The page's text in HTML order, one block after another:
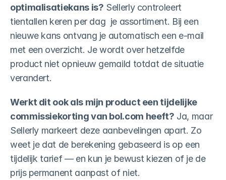
optimalisatiekans is? Sellerly controleert
tientallen keren per dag  je assortiment. Bij een
nieuwe kans ontvang je automatisch een e-mail
met een overzicht. Je wordt over hetzelfde
product niet opnieuw gemaild totdat de situatie
verandert.
Werkt dit ook als mijn product een tijdelijke
commissiekorting van bol.com heeft? Ja, maar
Sellerly markeert deze aanbevelingen apart. Zo
weet je dat de berekening gebaseerd is op een
tijdelijk tarief — en kun je bewust kiezen of je de
prijs permanent aanpast of niet.